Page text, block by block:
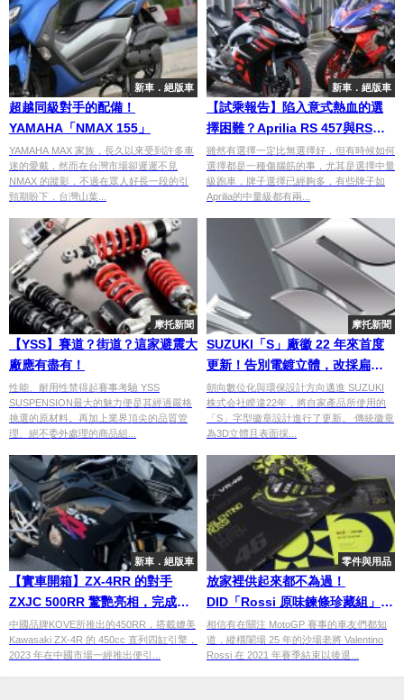
新車．絕版車
超越同級對手的配備！
YAMAHA「NMAX 155」
YAMAHA MAX 家族，長久以來受到許多車
迷的愛戴，然而在台灣市場卻遲遲不見
NMAX 的蹤影，不過在眾人好長一段的引
頸期盼下，台灣山葉...
新車．絕版車
【試乘報告】陷入意式熱血的選
擇困難？Aprilia RS 457與RS
660全面對決
雖然有選擇一定比無選擇好，但有時候如何
選擇都是一種傷腦筋的事，尤其是選擇中量
級跑車，牌子選擇已經夠多，有些牌子如
Aprilia的中量級都有兩...
摩托新聞
【YSS】賽道？街道？這家避震大
廠應有盡有！
性能、耐用性禁得起賽事考驗 YSS
SUSPENSION最大的魅力便是其經過嚴格
挑選的原材料。再加上業界頂尖的品質管
理、絕不委外處理的商品組...
摩托新聞
SUZUKI「S」廠徽 22 年來首度
更新！告別電鍍立體，改採扁平
化銀色設計
朝向數位化與環保設計方向邁進 SUZUKI
株式会社睽違22年，將自家產品所使用的
「S」字型徽章設計進行了更新。 傳統徽章
為3D立體且表面採...
新車．絕版車
【實車開箱】ZX-4RR 的對手
ZXJC 500RR 驚艷亮相，完成度
已接近世界主流品牌
中國品牌KOVE所推出的450RR，搭載媲美
Kawasaki ZX-4R 的 450cc 直列四缸引擎，
2023 年在中國市場一經推出便引...
零件與用品
放家裡供起來都不為過！
DID「Rossi 原味鍊條珍藏組」開
箱
相信有在關注 MotoGP 賽事的車友們都知
道，縱橫闈場 25 年的沙場老將 Valentino
Rossi 在 2021 年賽季結束以後退...